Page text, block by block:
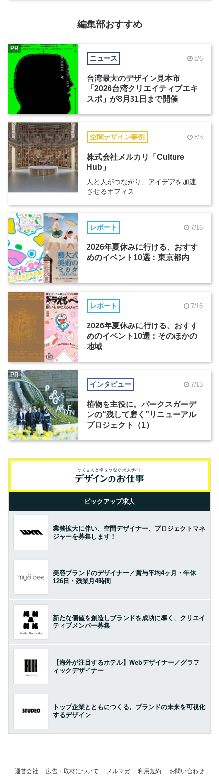
編集部おすすめ
ニュース 8/6
台湾最大のデザイン見本市
「2026台湾クリエイティブエキ
スポ」が8月31日まで開催
PR
空間デザイン事例 8/3
株式会社メルカリ「Culture
Hub」
人と人がつながり、アイデアを加速
させるオフィス
レポート 7/16
2026年夏休みに行ける、おすす
めのイベント10選：東京都内
レポート 7/16
2026年夏休みに行ける、おすす
めのイベント10選：そのほかの
地域
インタビュー 7/13
植物を主役に。パークスガーデ
ンの“残して磨く”リニューアル
プロジェクト（1）
PR
ピックアップ求人
業務拡大に伴い、空間デザイナー、プロジェクトマネ
ジャーを募集します！
美容ブランドのデザイナー／賞与平均4ヶ月・年休
126日・残業月4時間
新たな価値を創造しブランドを成功に導く、クリエイ
ティブメンバー募集
【海外が注目するホテル】Webデザイナー／グラフ
ィックデザイナー
トップ企業とともにつくる。ブランドの未来を可視化
するデザイン
運営会社 広告・取材について メルマガ 利用規約 お問い合わせ